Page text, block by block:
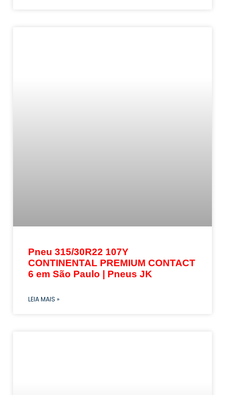
Pneu 315/30R22 107Y
CONTINENTAL PREMIUM CONTACT
6 em São Paulo | Pneus JK
LEIA MAIS »